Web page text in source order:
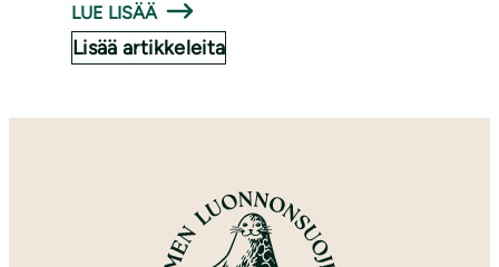
LUE LISÄÄ
Lisää artikkeleita